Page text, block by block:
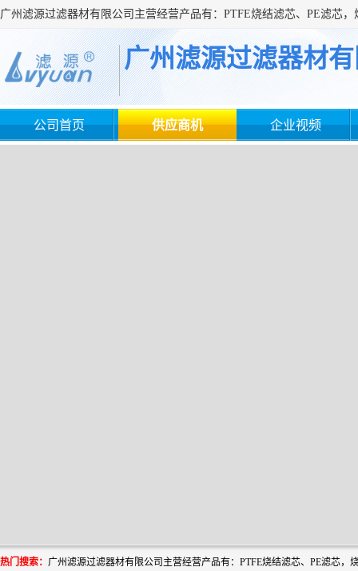
广州滤源过滤器材
公司首页 供应商机 企业视频
热门搜索：